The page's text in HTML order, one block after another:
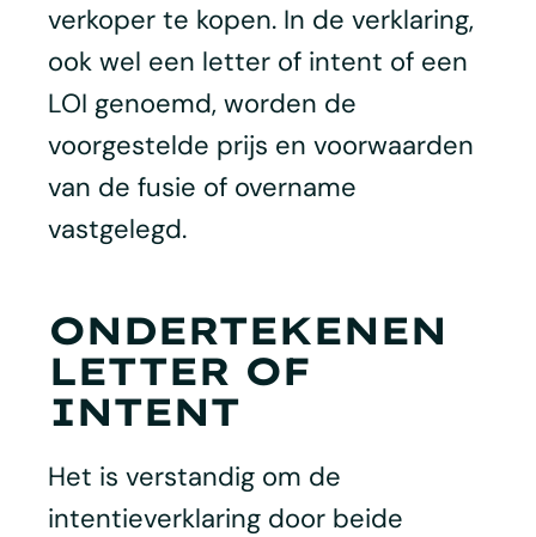
verkoper te kopen. In de verklaring,
ook wel een letter of intent of een
LOI genoemd, worden de
voorgestelde prijs en voorwaarden
van de fusie of overname
vastgelegd.
ONDERTEKENEN
LETTER OF
INTENT
Het is verstandig om de
intentieverklaring door beide